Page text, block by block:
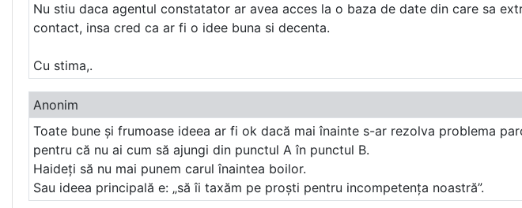
Nu stiu daca agentul constatator ar avea acces la o baza de date din care sa
contact, insa cred ca ar fi o idee buna si decenta.
Cu stima,.
Anonim
Toate bune și frumoase ideea ar fi ok dacă mai înainte s-ar rezolva problema
pentru că nu ai cum să ajungi din punctul A în punctul B.
Haideți să nu mai punem carul înaintea boilor.
Sau ideea principală e: „să îi taxăm pe proști pentru incompetența noastră”.